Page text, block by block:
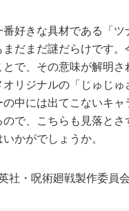
好きな具材である「ツ
まだまだ謎だらけです。
で、その意味が解明さ
リジナルの「じゅじゅ
の中には出てこないキャ
で、こちらも見落とさ
かがでしょうか。
社・呪術廻戦製作委員会